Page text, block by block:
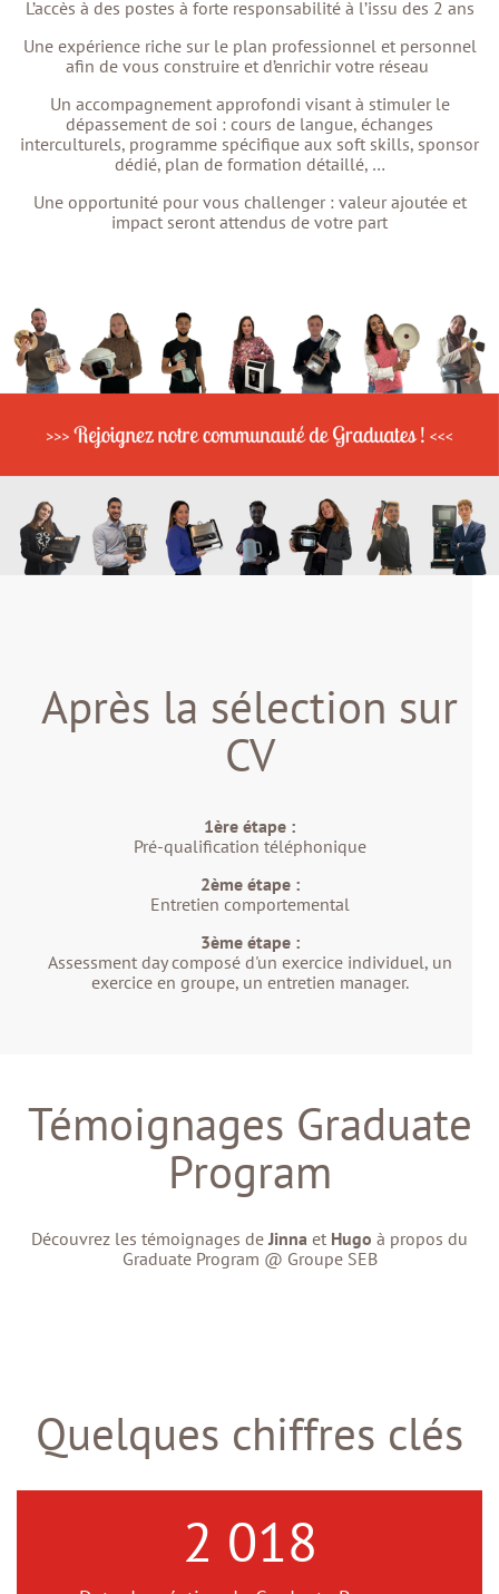
L’accès à des postes à forte responsabilité à l’issu des 2 ans
Une expérience riche sur le plan professionnel et personnel
afin de vous construire et d’enrichir votre réseau
Un accompagnement approfondi visant à stimuler le
dépassement de soi : cours de langue, échanges
interculturels, programme spécifique aux soft skills, sponsor
dédié, plan de formation détaillé, …
Une opportunité pour vous challenger : valeur ajoutée et
impact seront attendus de votre part
Après la sélection sur
CV
1ère étape :
Pré-qualification téléphonique
2ème étape :
Entretien comportemental
3ème étape :
Assessment day composé d'un exercice individuel, un
exercice en groupe, un entretien manager.
Témoignages Graduate
Program
Découvrez les témoignages deJinna et Hugo à propos du
Graduate Program @ Groupe SEB
Quelques chiffres clés
2 018